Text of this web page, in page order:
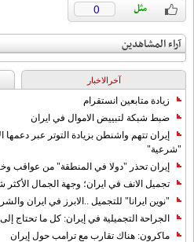
0
آراء المشاهدين
آخرالاخبار
زيادة متابعين انستقرام
ضبط شبكة لتبييض الاموال في ايران
إيران تتهم واشنطن بزيادة التوتر عبر
"شرعية"
إيران تحذر "دولا في المنطقة" من عواقب
تجميل الانف في ايران؛ وجهة الجمال الأكثر
"نوين ايرانا" للتجميل ..الابرز في ايران
الجراحة التجميلية في إيران: كل ما تحتاج
ماكرون: هناك تقارب مع ترامب حول إيران